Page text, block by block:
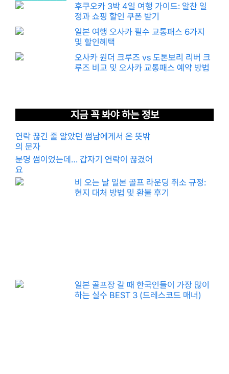
후쿠오카 3박 4일 여행 가이드: 알찬 일
정과 쇼핑 할인 쿠폰 받기
일본 여행 오사카 필수 교통패스 6가지
및 할인혜택
오사카 원더 크루즈 vs 도톤보리 리버 크
루즈 비교 및 오사카 교통패스 예약 방법
지금 꼭 봐야 하는 정보
연락 끊긴 줄 알았던 썸남에게서 온 뜻밖
의 문자
분명 썸이었는데… 갑자기 연락이 끊겼어
요
비 오는 날 일본 골프 라운딩 취소 규정:
현지 대처 방법 및 환불 후기
일본 골프장 갈 때 한국인들이 가장 많이
하는 실수 BEST 3 (드레스코드 매너)